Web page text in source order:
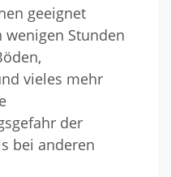
geeignet
wenigen Stunden
vieles mehr
der
bei anderen